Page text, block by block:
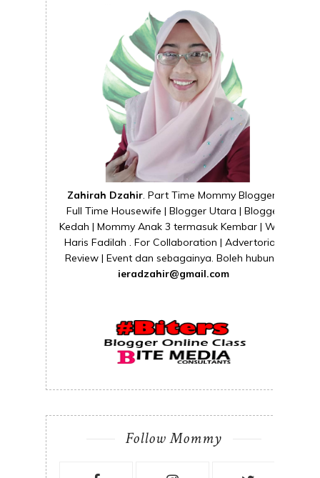
Zahirah Dzahir. Part Time Mommy Blogger |
Full Time Housewife | Blogger Utara | Blogger
Kedah | Mommy Anak 3 termasuk Kembar | Wife
Haris Fadilah . For Collaboration | Advertorial |
Review | Event dan sebagainya. Boleh hubungi
ieradzahir@gmail.com
Follow Mommy